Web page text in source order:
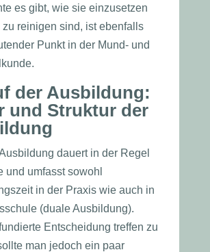
es gibt, wie sie einzusetzen
zu reinigen sind, ist ebenfalls
Punkt in der Mund- und
der Ausbildung:
und Struktur der
dauert in der Regel
und umfasst sowohl
in der Praxis wie auch in
(duale Ausbildung).
Entscheidung treffen zu
man jedoch ein paar